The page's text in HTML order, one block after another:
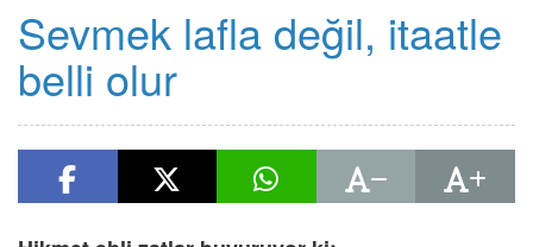
Sevmek lafla değil, itaatle
belli olur